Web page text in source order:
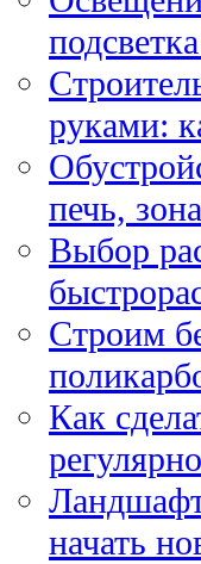
руками:
печь,
Выбор
Строим
Как
начать